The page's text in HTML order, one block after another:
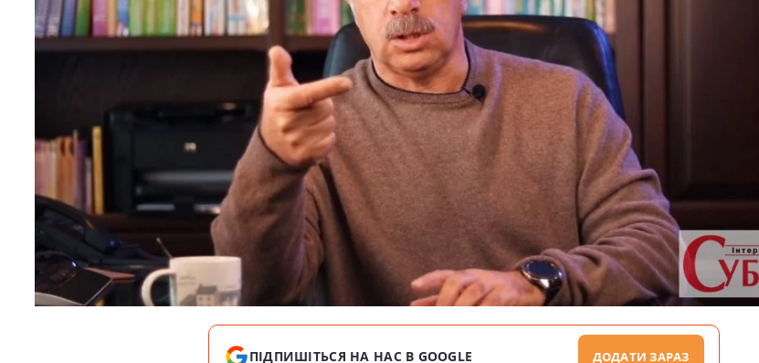
ПІДПИШІТЬСЯ НА НАС В GOOGLE ДОДАТИ ЗАРАЗ